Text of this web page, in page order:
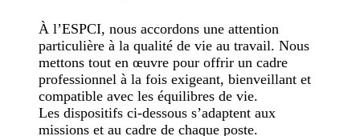
À l’ESPCI, nous accordons une attention
particulière à la qualité de vie au travail. Nous
mettons tout en œuvre pour offrir un cadre
professionnel à la fois exigeant, bienveillant et
compatible avec les équilibres de vie.
Les dispositifs ci-dessous s’adaptent aux
missions et au cadre de chaque poste.